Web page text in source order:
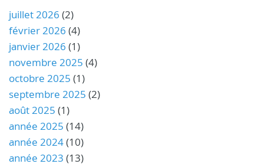
juillet 2026 (2)
février 2026 (4)
janvier 2026 (1)
novembre 2025 (4)
octobre 2025 (1)
septembre 2025 (2)
août 2025 (1)
année 2025 (14)
année 2024(10)
année 2023 (13)